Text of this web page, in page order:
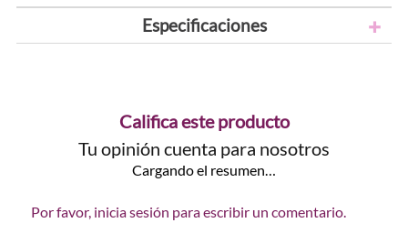
Especificaciones
Califica este producto
Tu opinión cuenta para nosotros
Cargando el resumen…
Por favor, inicia sesión para escribir un comentario.